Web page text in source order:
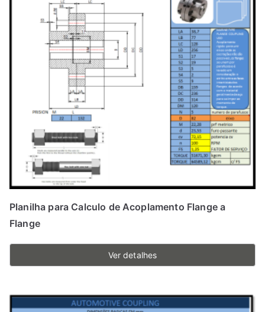
Planilha para Calculo de Acoplamento Flange a
Flange
Ver detalhes